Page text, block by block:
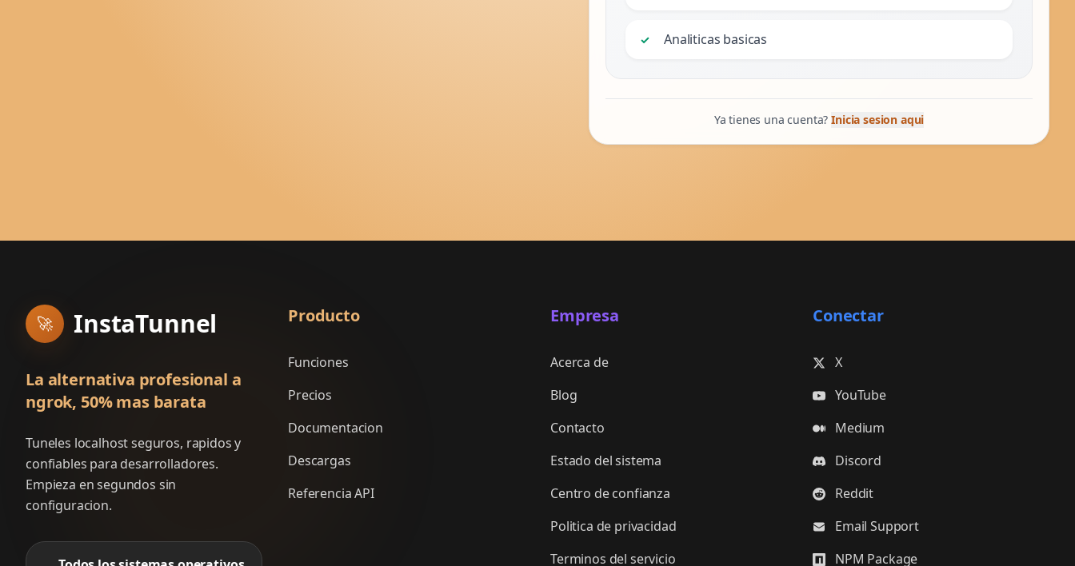
✓ Analiticas basicas
Ya tienes una cuenta? Inicia sesion aqui
🚀 InstaTunnel
La alternativa profesional a
ngrok, 50% mas barata
Tuneles localhost seguros, rapidos y
confiables para desarrolladores.
Empieza en segundos sin
configuracion.
Producto
Funciones
Precios
Documentacion
Descargas
Referencia API
Empresa
Acerca de
Blog
Contacto
Estado del sistema
Centro de confianza
Politica de privacidad
Terminos del servicio
Conectar
X
YouTube
Medium
Discord
Reddit
Email Support
NPM Package